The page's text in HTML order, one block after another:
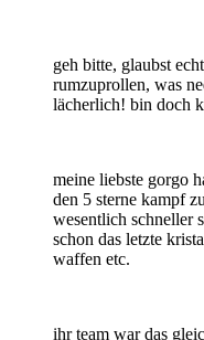
geh bitte, glaubst
rumzuprollen, was
lächerlich! bin doch
meine liebste gorgo
den 5 sterne kampf
wesentlich schneller
schon das letzte
waffen etc.
ihr team war das